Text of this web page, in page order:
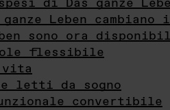
Leben
sono ora
flessibile
vita
letti da sogno
convertibile